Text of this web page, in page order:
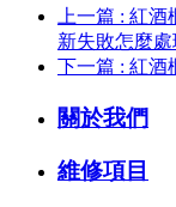
上一篇 : 紅
新失敗怎麼
下一篇 : 紅酒
關於我們
維修項目